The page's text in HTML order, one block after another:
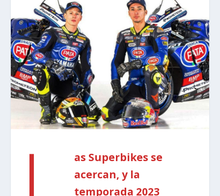
as Superbikes se
acercan, y la
temporada 2023